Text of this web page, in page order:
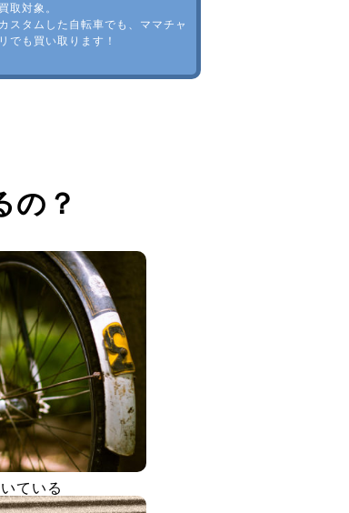
買取対象。
カスタムした自転車でも、ママチャ
リでも買い取ります！
の？
ている